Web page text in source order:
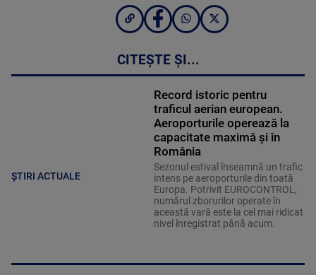
CITEȘTE ȘI...
ȘTIRI ACTUALE
Record istoric pentru
traficul aerian european.
Aeroporturile operează la
capacitate maximă și în
România
Sezonul estival înseamnă un trafic
intens pe aeroporturile din toată
Europa. Potrivit EUROCONTROL,
numărul zborurilor operate în
această vară este la cel mai ridicat
nivel înregistrat până acum.